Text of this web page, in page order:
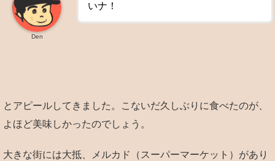
いナ！
Den
とアピールしてきました。こないだ久しぶりに食べたのが、
よほど美味しかったのでしょう。
大きな街には大抵、メルカド（スーパーマーケット）があり